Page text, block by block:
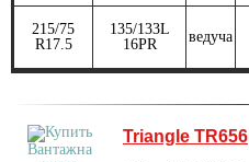
215/75
R17.5
135/133L
16PR
ведуча
Triangle TR656